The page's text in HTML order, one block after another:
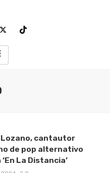
cantautor
de pop alternativo
La Distancia’